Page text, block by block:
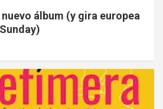
álbum (y gira europea